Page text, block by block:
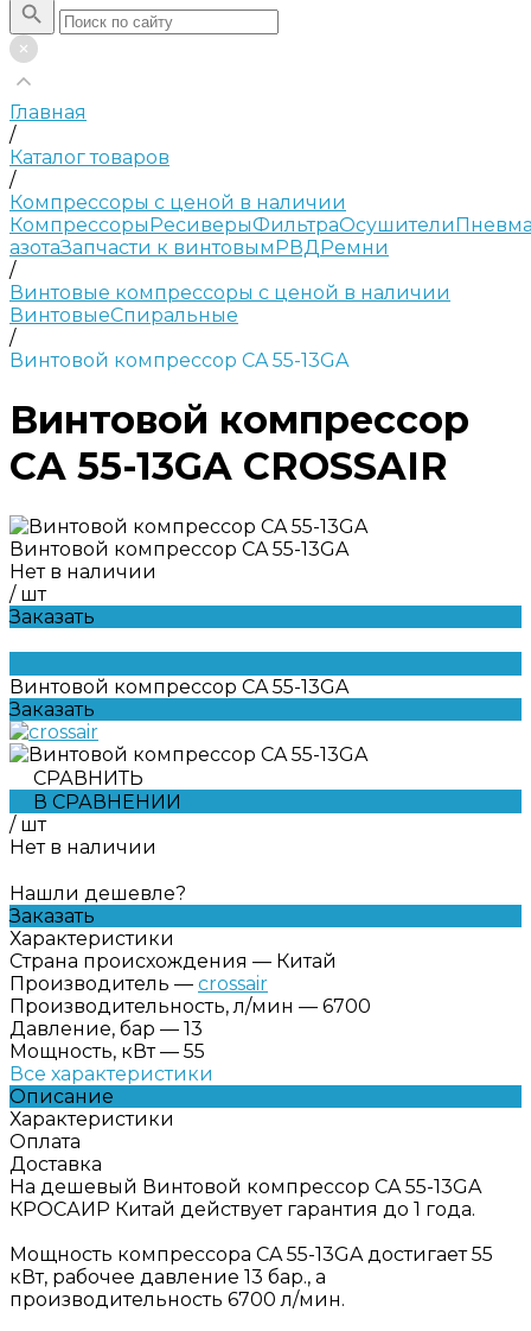
Главная
/
Каталог товаров
/
Компрессоры с ценой в наличии
КомпрессорыРесиверыФильтраОсушители
азотаЗапчасти к винтовымРВДРемни
/
Винтовые компрессоры с ценой в наличии
ВинтовыеСпиральные
/
Винтовой компрессор CA 55-13GA
Винтовой компрессор
CA 55-13GA CROSSAIR
Винтовой компрессор CA 55-13GA
Нет в наличии
/ шт
Заказать
Винтовой компрессор CA 55-13GA
Заказать
СРАВНИТЬ
В СРАВНЕНИИ
/ шт
Нет в наличии
Нашли дешевле?
Заказать
Характеристики
Страна происхождения — Китай
Производитель — crossair
Производительность, л/мин — 6700
Давление, бар — 13
Мощность, кВт — 55
Все характеристики
Описание
Характеристики
Оплата
Доставка
На дешевый Винтовой компрессор CA 55-13GA
КРОСАИР Китай действует гарантия до 1 года.
Мощность компрессора CA 55-13GA достигает 55
кВт, рабочее давление 13 бар., а
производительность 6700 л/мин.